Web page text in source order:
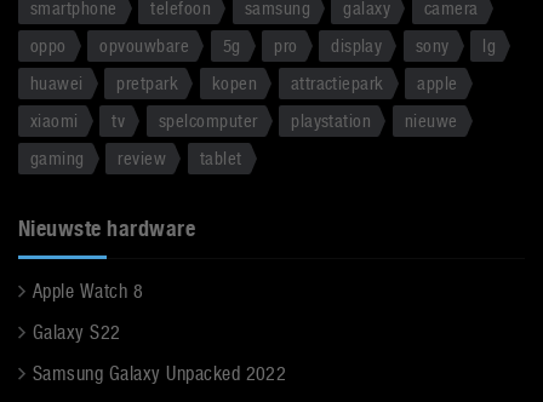
smartphone telefoon samsung galaxy
camera
oppo
opvouwbare 5g pro display sony
lg
huawei
pretpark kopen attractiepark
apple
xiaomi
tv spelcomputer playstation
nieuwe
gaming
review tablet
Nieuwste hardware
Apple Watch 8
Galaxy S22
Samsung Galaxy Unpacked 2022